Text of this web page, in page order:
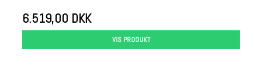
6.519,00 DKK
VIS PRODUKT